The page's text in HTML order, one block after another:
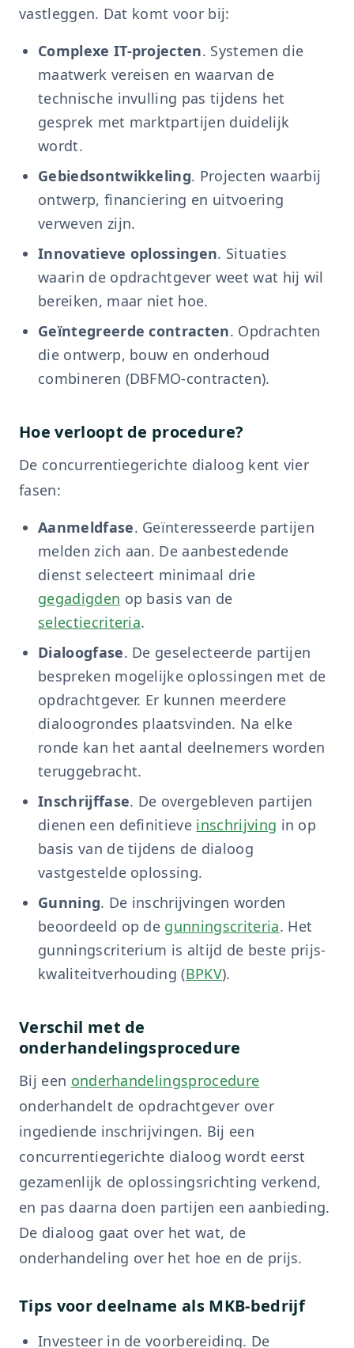
vastleggen. Dat komt voor bij:
Complexe IT-projecten. Systemen die
maatwerk vereisen en waarvan de
technische invulling pas tijdens het
gesprek met marktpartijen duidelijk
wordt.
Gebiedsontwikkeling. Projecten waarbij
ontwerp, financiering en uitvoering
verweven zijn.
Innovatieve oplossingen. Situaties
waarin de opdrachtgever weet wat hij wil
bereiken, maar niet hoe.
Geïntegreerde contracten. Opdrachten
die ontwerp, bouw en onderhoud
combineren (DBFMO-contracten).
Hoe verloopt de procedure?
De concurrentiegerichte dialoog kent vier
fasen:
Aanmeldfase. Geïnteresseerde partijen
melden zich aan. De aanbestedende
dienst selecteert minimaal drie
gegadigden op basis van de
selectiecriteria.
Dialoogfase. De geselecteerde partijen
bespreken mogelijke oplossingen met de
opdrachtgever. Er kunnen meerdere
dialoogrondes plaatsvinden. Na elke
ronde kan het aantal deelnemers worden
teruggebracht.
Inschrijffase. De overgebleven partijen
dienen een definitieve inschrijving in op
basis van de tijdens de dialoog
vastgestelde oplossing.
Gunning. De inschrijvingen worden
beoordeeld op de gunningscriteria. Het
gunningscriterium is altijd de beste prijs-
kwaliteitverhouding (BPKV).
Verschil met de
onderhandelingsprocedure
Bij een onderhandelingsprocedure
onderhandelt de opdrachtgever over
ingediende inschrijvingen. Bij een
concurrentiegerichte dialoog wordt eerst
gezamenlijk de oplossingsrichting verkend,
en pas daarna doen partijen een aanbieding.
De dialoog gaat over het wat, de
onderhandeling over het hoe en de prijs.
Tips voor deelname als MKB-bedrijf
Investeer in de voorbereiding. De